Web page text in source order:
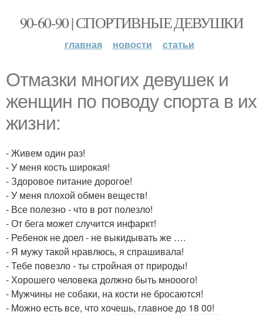
90-60-90 | СПОРТИВНЫЕ ДЕВУШКИ
главная новости статьи
Отмазки многих девушек и
женщин по поводу спорта в их
жизни:
- Живем один раз!
- У меня кость широкая!
- Здоровое питание дорогое!
- У меня плохой обмен веществ!
- Все полезно - что в рот полезло!
- От бега может случится инфаркт!
- Ребенок не доел - не выкидывать же ….
- Я мужу такой нравлюсь, я спрашивала!
- Тебе повезло - ты стройная от природы!
- Хорошего человека должно быть мнооого!
- Мужчины не собаки, на кости не бросаются!
- Можно есть все, что хочешь, главное до 18 00!